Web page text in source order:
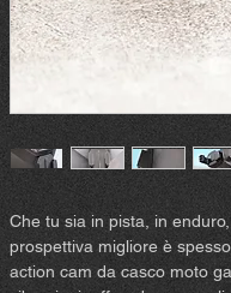
Che tu sia in pista, in
prospettiva migliore è
action cam da casco moto